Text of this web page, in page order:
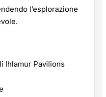
l’esplorazione
Ihlamur Pavilions